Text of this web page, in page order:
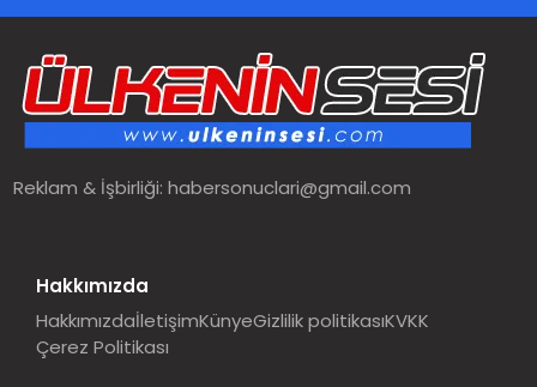
Reklam & İşbirliği:habersonuclari@gmail.com
Hakkımızda
HakkımızdaİletişimKünyeGizlilik politikasıKVKK
Çerez Politikası